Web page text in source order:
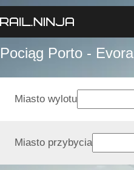
Pociąg Porto - Evora
Miasto wylotu
Miasto przybycia